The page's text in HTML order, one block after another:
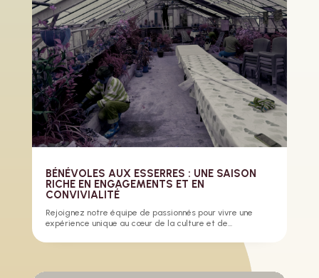
BÉNÉVOLES AUX ESSERRES : UNE SAISON
RICHE EN ENGAGEMENTS ET EN
CONVIVIALITÉ
Rejoignez notre équipe de passionnés pour vivre une
expérience unique au cœur de la culture et de...